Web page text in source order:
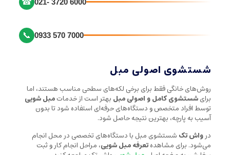
☎ 021- 3720 6000
📞 0933 570 7000
شستشوی اصولی مبل
روش‌های خانگی فقط برای برخی لکه‌های سطحی مناسب هستند، اما
برایشستشوی کامل و اصولی مبل بهتر است از خدماتمبل شویی
توسط افراد متخصص و دستگاه‌های حرفه‌ای استفاده شود تا بدون
آسیب به پارچه، بهترین نتیجه حاصل شود.
درواش تک شستشوی مبل با دستگاه‌های تخصصی در محل انجام
می‌شود. برای مشاهدهتعرفه مبل شویی، مراحل انجام کار و ثبت